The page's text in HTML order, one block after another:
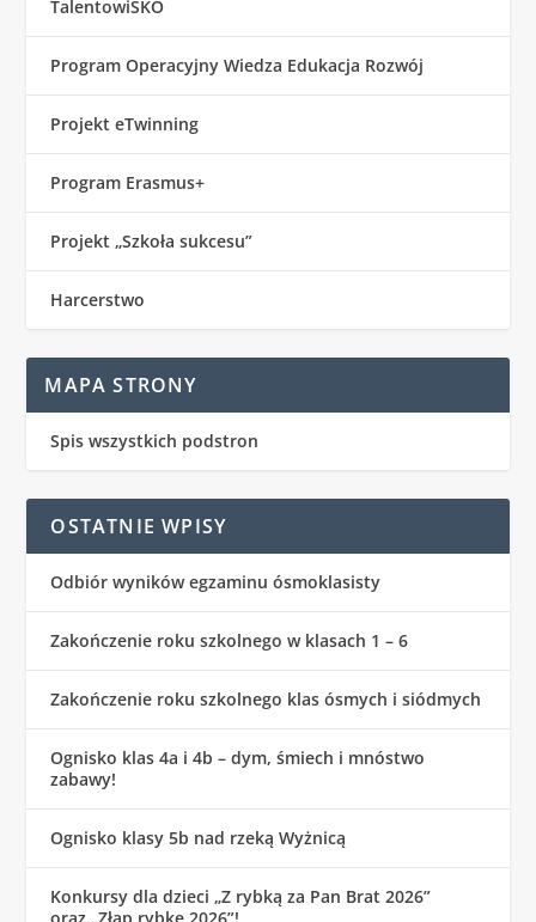
TalentowiSKO
Program Operacyjny Wiedza Edukacja Rozwój
Projekt eTwinning
Program Erasmus+
Projekt „Szkoła sukcesu”
Harcerstwo
MAPA STRONY
Spis wszystkich podstron
OSTATNIE WPISY
Odbiór wyników egzaminu ósmoklasisty
Zakończenie roku szkolnego w klasach 1 – 6
Zakończenie roku szkolnego klas ósmych i siódmych
Ognisko klas 4a i 4b – dym, śmiech i mnóstwo
zabawy!
Ognisko klasy 5b nad rzeką Wyżnicą
Konkursy dla dzieci „Z rybką za Pan Brat 2026”